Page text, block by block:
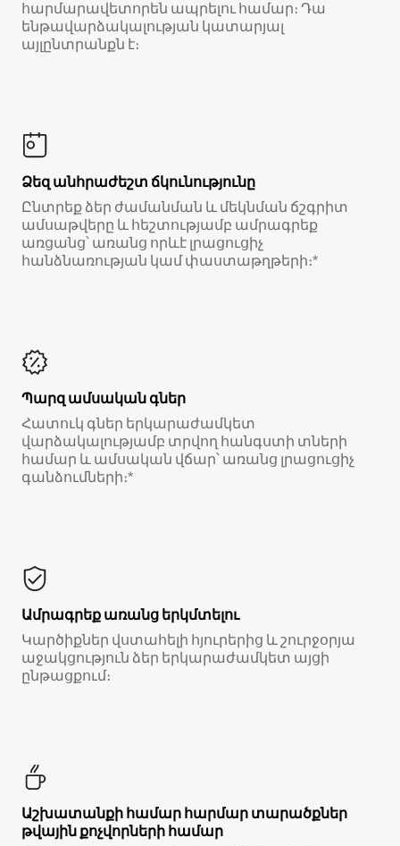
հարմարավետորեն ապրելու համար։ Դա
ենթավարձակալության կատարյալ
այլընտրանքն է։
Ձեզ անհրաժեշտ ճկունությունը
Ընտրեք ձեր ժամանման և մեկնման ճշգրիտ
ամսաթվերը և հեշտությամբ ամրագրեք
առցանց՝ առանց որևէ լրացուցիչ
հանձնառության կամ փաստաթղթերի։*
Պարզ ամսական գներ
Հատուկ գներ երկարաժամկետ
վարձակալությամբ տրվող հանգստի տների
համար և ամսական վճար՝ առանց լրացուցիչ
գանձումների։*
Ամրագրեք առանց երկմտելու
Կարծիքներ վստահելի հյուրերից և շուրջօրյա
աջակցություն ձեր երկարաժամկետ այցի
ընթացքում։
Աշխատանքի համար հարմար տարածքներ
թվային քոչվորների համար